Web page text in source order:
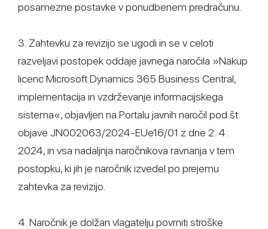
posamezne postavke v ponudbenem predračunu.
3. Zahtevku za revizijo se ugodi in se v celoti
razveljavi postopek oddaje javnega naročila »Nakup
licenc Microsoft Dynamics 365 Business Central,
implementacija in vzdrževanje informacijskega
sistema«, objavljen na Portalu javnih naročil pod št.
objave JN002063/2024-EUe16/01 z dne 2. 4.
2024, in vsa nadaljnja naročnikova ravnanja v tem
postopku, ki jih je naročnik izvedel po prejemu
zahtevka za revizijo.
4. Naročnik je dolžan vlagatelju povrniti stroške